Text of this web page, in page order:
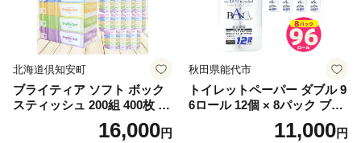
北海道倶知安町
ブライティア ソフト ボック
スティッシュ 200組 400枚 60
箱 日本製 まとめ買い ティッ
シュ リサイクル 長持 防災 常
16,000円
秋田県能代市
トイレットペーパー ダブル 9
6ロール 12個 × 8パック ブラ
ンカ 再生紙 100％ 芯あり 日
用品 消耗品 無香料 生活用品
11,000円